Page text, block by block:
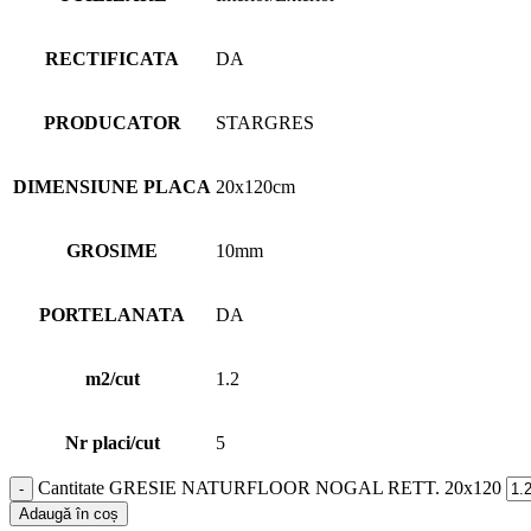
RECTIFICATA DA
PRODUCATOR STARGRES
DIMENSIUNE PLACA 20x120cm
GROSIME 10mm
PORTELANATA DA
m2/cut 1.2
Nr placi/cut 5
Cantitate GRESIE NATURFLOOR NOGAL RETT. 20x120
Adaugă în coș